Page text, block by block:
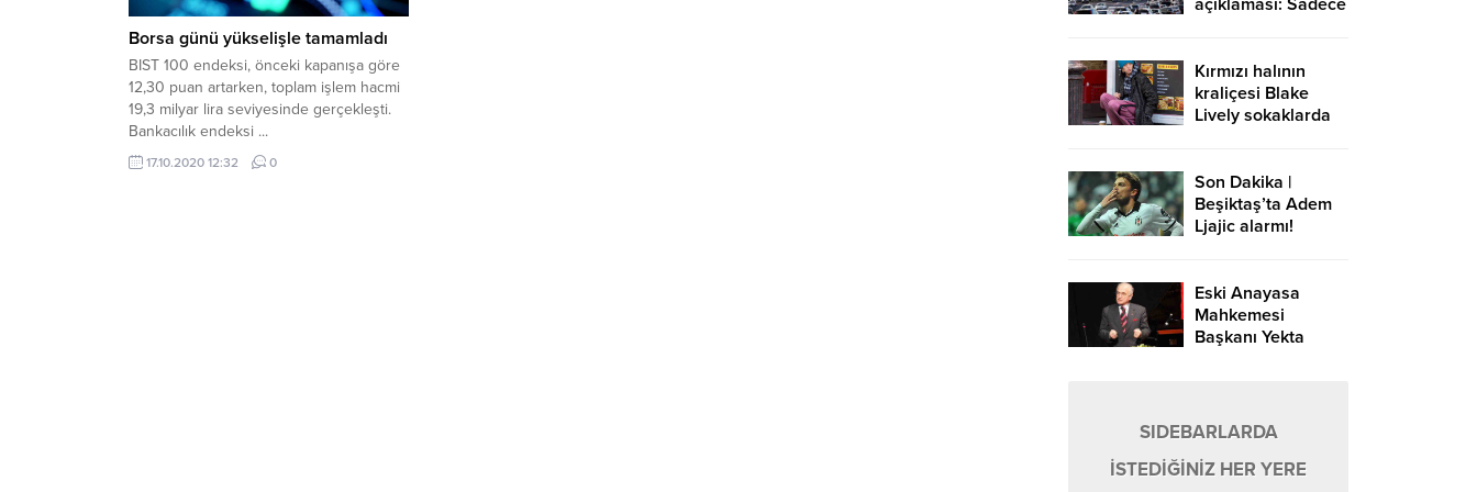
Borsa günü yükselişle tamamladı
BIST 100 endeksi, önceki kapanışa göre
12,30 puan artarken, toplam işlem hacmi
19,3 milyar lira seviyesinde gerçekleşti.
Bankacılık endeksi ...
17.10.2020 12:32 0
geçişlerde ücret
alınır
Kırmızı halının
kraliçesi Blake
Lively sokaklarda
Son Dakika |
Beşiktaş’ta Adem
Ljajic alarmı!
Eski Anayasa
Mahkemesi
Başkanı Yekta
böyle kararlar
SIDEBARLARDA
İSTEDİĞİNİZ HER YERE